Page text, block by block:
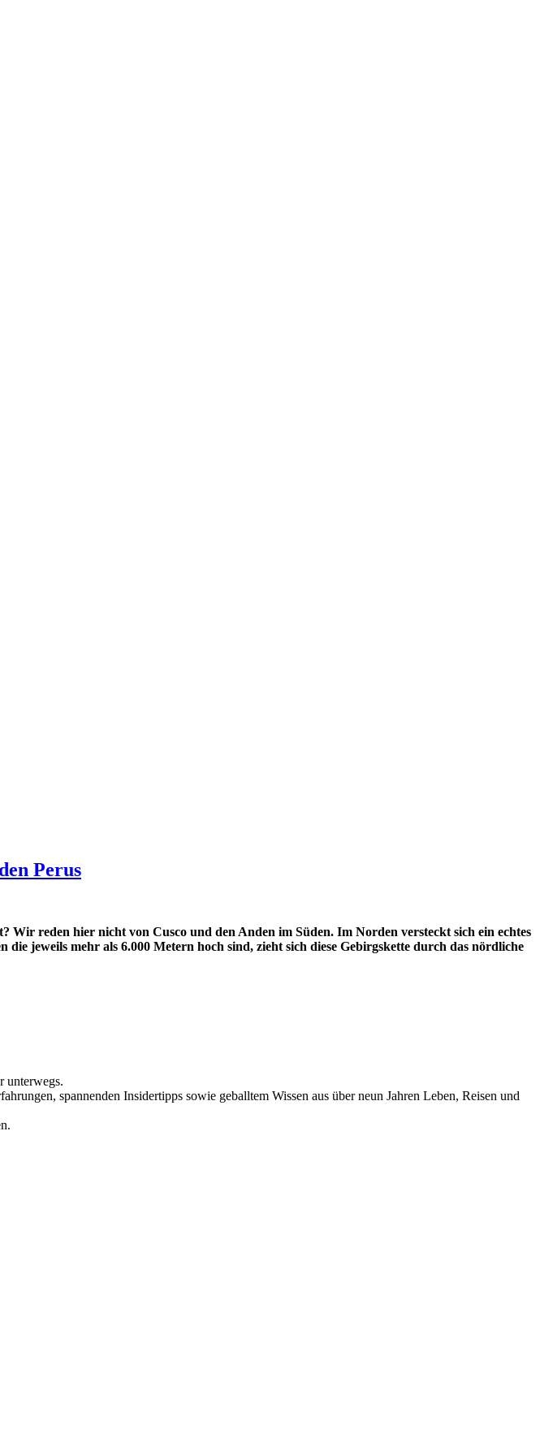
Perus
Wir reden hier nicht von Cusco und den Anden im Süden. Im Norden versteckt sich ein echtes
jeweils mehr als 6.000 Metern hoch sind, zieht sich diese Gebirgskette durch das nördliche
unterwegs.
spannenden Insidertipps sowie geballtem Wissen aus über neun Jahren Leben, Reisen und